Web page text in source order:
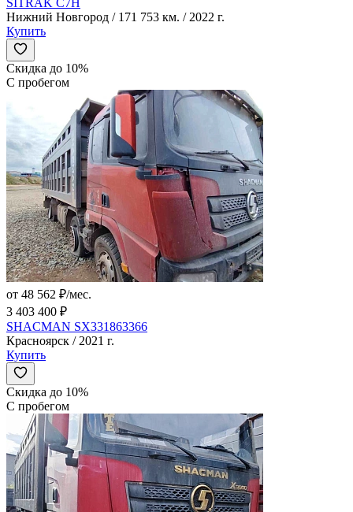
SITRAK C7H
Нижний Новгород / 171 753 км. / 2022 г.
Купить
Скидка до 10%
С пробегом
от 48 562 ₽/мес.
3 403 400 ₽
SHACMAN SX331863366
Красноярск / 2021 г.
Купить
Скидка до 10%
С пробегом